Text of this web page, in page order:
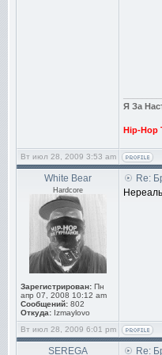
Я За
Hip-Hop
Вт июл 28, 2009 3:53 am
White Bear
Hardcore
Зарегистрирован: Пн
апр 07, 2008 10:12 am
Сообщений: 802
Откуда: Izmaylovo
Re:
Вт июл 28, 2009 6:01 pm
SEREGA Re: